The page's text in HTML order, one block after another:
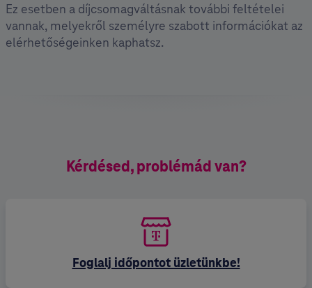
Ez esetben a díjcsomagváltásnak további feltételei
vannak, melyekről személyre szabott információkat az
elérhetőségeinken kaphatsz.
Kérdésed, problémád van?
Foglalj időpontot üzletünkbe!